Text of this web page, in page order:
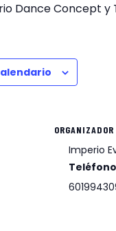
Dance Concept
ORGANIZADOR
Imperio
Teléfono